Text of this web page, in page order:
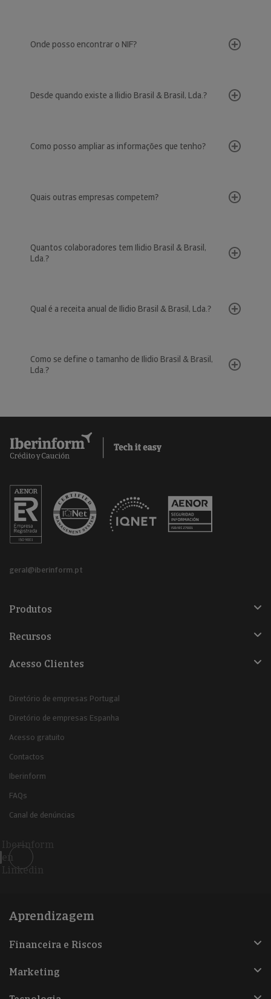
Onde posso encontrar o NIF?
Desde quando existe a Ilidio Brasil & Brasil, Lda.?
Como posso ampliar as informações que tenho?
Quais outras empresas competem?
Quantos colaboradores tem Ilidio Brasil & Brasil,
Lda.?
Qual é a receita anual de Ilidio Brasil & Brasil, Lda.?
Como se define o tamanho de Ilidio Brasil & Brasil,
Lda.?
geral@iberinform.pt
Produtos
Recursos
Acesso Clientes
Diretório de empresas Portugal
Diretório de empresas Espanha
Acesso gratuito
Contactos
Iberinform
FAQs
Canal de denúncias
Iberinform
en
Linkedin
Aprendizagem
Financeira e Riscos
Marketing